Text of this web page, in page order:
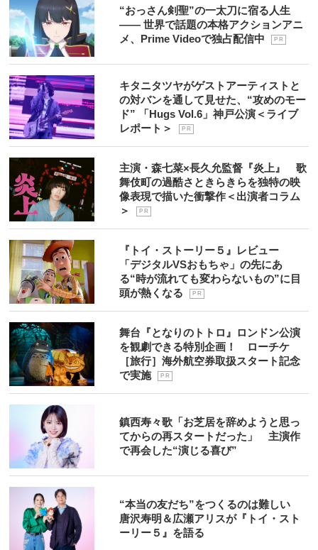
“おっさん剣聖”の一太刀に宿る人生
―― 世界で話題の本格アクションアニ
メ、Prime Videoで独占配信中
P R
キタニタツヤがゲストアーティストと
の対バンを通して見せた、“攻めのモー
ド” 「Hugs Vol.6」神戸公演＜ライブ
レポート＞
P R
主演・森七菜×長久允監督『炎上』 歌
舞伎町の過酷さときらきらを独特の映
像表現で描いた衝撃作＜出演者コラム
＞
P R
『トイ・ストーリー５』レビュー
「デジタルVSおもちゃ」の先にあ
る“時が流れても変わらないもの”に目
頭が熱くなる
P R
舞台『となりのトトロ』ロンドン公演
を観劇できる特別企画！ ローチケ
［旅行］海外航空券取扱スタート記念
で実施
P R
鎮西寿々歌「お芝居を辞めようと思っ
てからの再スタートだった」 主演作
で再会した“演じる喜び”
“本当の友だち”をつくるのは難しい
唐沢寿明＆広瀬アリスが『トイ・スト
ーリー５』を語る